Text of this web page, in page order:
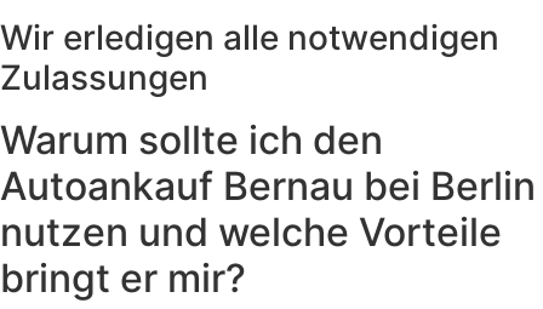
Wir erledigen alle notwendigen
Zulassungen
Warum sollte ich den
Autoankauf Bernau bei Berlin
nutzen und welche Vorteile
bringt er mir?